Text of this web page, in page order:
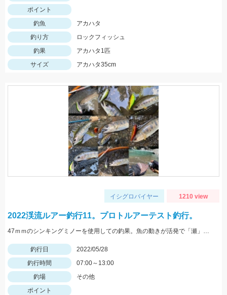
ポイント
釣魚
アカハタ
釣り方
ロックフィッシュ
釣果
アカハタ1匹
サイズ
アカハタ35cm
イシグロバイヤー 1210 view
2022渓流ルアー釣行11。プロトルアーテスト釣行。
47ｍｍのシンキングミノーを使用しての釣果。魚の動きが活発で「瀬」での釣果が多い状況でした。
釣行日
2022/05/28
釣行時間
07:00～13:00
釣場
その他
ポイント